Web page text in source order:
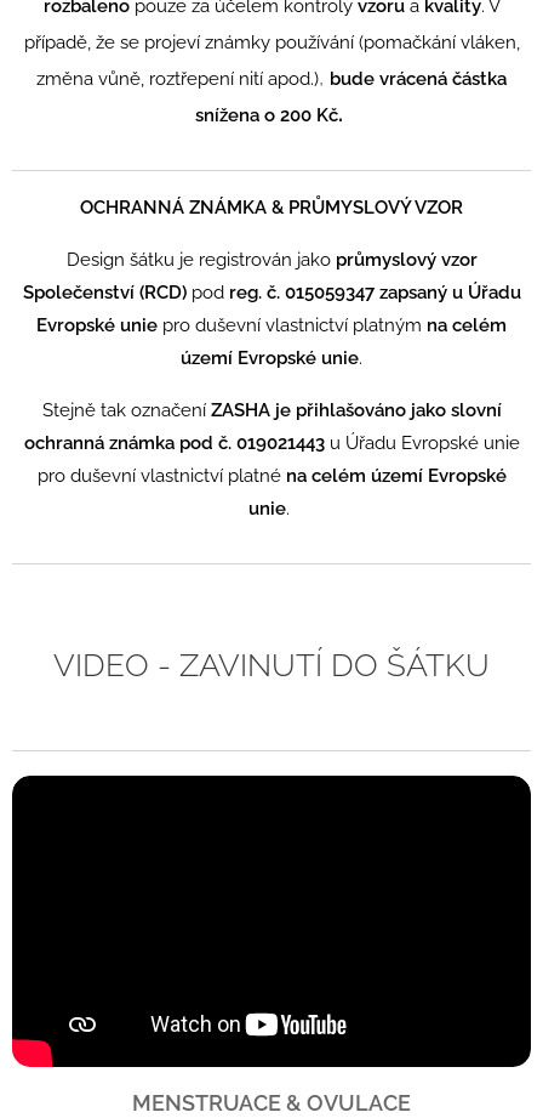
rozbaleno pouze za účelem kontroly vzorua kvality. V
případě, že se projeví známky používání (pomačkání vláken,
změna vůně, roztřepení nití apod.), bude vrácená částka
snížena o 200 Kč.
OCHRANNÁ ZNÁMKA & PRŮMYSLOVÝ VZOR
Design šátku je registrován jako průmyslový vzor
Společenství (RCD)pod reg. č. 015059347 zapsaný u Úřadu
Evropské unie pro duševní vlastnictví platným na celém
území Evropské unie.
Stejně tak označení ZASHA je přihlašováno jako slovní
ochranná známka pod č. 019021443u Úřadu Evropské unie
pro duševní vlastnictví platné na celém území Evropské
unie.
VIDEO - ZAVINUTÍ DO ŠÁTKU
MENSTRUACE & OVULACE